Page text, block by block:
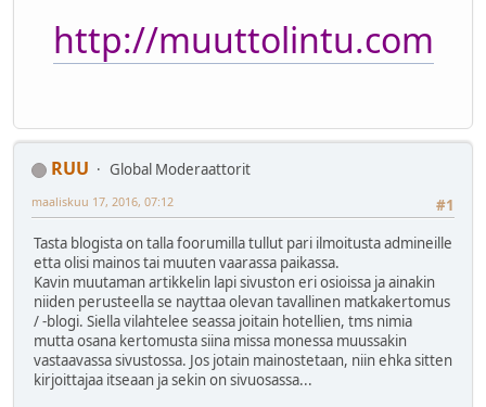
http://muuttolintu.com
RUU
Global Moderaattorit
#1
maaliskuu 17, 2016, 07:12
Tasta blogista on talla foorumilla tullut pari ilmoitusta admineille
etta olisi mainos tai muuten vaarassa paikassa.
Kavin muutaman artikkelin lapi sivuston eri osioissa ja ainakin
niiden perusteella se nayttaa olevan tavallinen matkakertomus
/ -blogi. Siella vilahtelee seassa joitain hotellien, tms nimia
mutta osana kertomusta siina missa monessa muussakin
vastaavassa sivustossa. Jos jotain mainostetaan, niin ehka sitten
kirjoittajaa itseaan ja sekin on sivuosassa...